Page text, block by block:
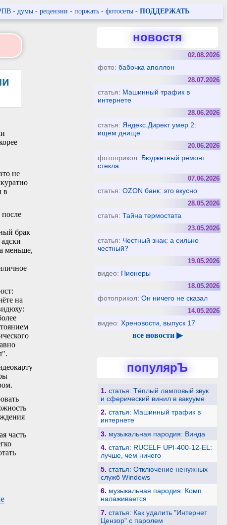
- думы- рецензии - поржать- фотосеты - ПОДДЕРЖАТЬ
не
в
брак
меньше,
на
часть
новостя
02.08.2026
фото:бабочка аполлон
28.07.2026
статья: Машинный трафик в
интернете
28.06.2026
статья: Яндекс.Директ умер 2:
ищем днище
20.06.2026
фотоприкол: Бюджетный ремонт
стекла
07.06.2026
статья:OZON банк: это вкусно
28.05.2026
статья:Тайна термостата
23.05.2026
статья: Честный знак: а сильно
честный?
19.05.2026
видео: Пионеры
18.05.2026
фотоприкол:Он ничего не сказал
14.05.2026
видео:Хреновости, выпуск 17
все новости ▶
популярЪ
1. статья: Тёплый ламповый звук
и сферический винил в вакууме
2. статья: Машинный трафик в
интернете
3. музыкальная пародия: Винда
4. статья: RUCELF UPI-400-12-EL:
лучше, чем ничего
5. статья: Отключение ненужных
служб Windows
6. музыкальная пародия: Комп
налаживается
7. статья: Как удалить "Интернет
Цензор" с паролем